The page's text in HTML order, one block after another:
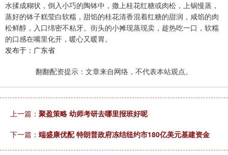
水揉成糊状，倒入小巧的陶钵中，撒上桂花红糖或肉松，上锅慢蒸，
蒸好的钵子糕莹白软糯，甜馅的桂花清香混着红糖的甜润，咸馅的肉
松鲜醇，入口绵密不粘牙。街头的小摊现蒸现卖，趁热吃一口，软糯
的口感在嘴里化开，暖心又暖胃。
发布于：广东省
翻翻配资提示：文章来自网络，不代表本站观点。
上一篇： 聚盈策略 幼师考研去哪里报班好呢
下一篇： 端盛康优配 特朗普政府冻结纽约市180亿美元基建资金